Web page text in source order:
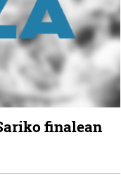
finalean